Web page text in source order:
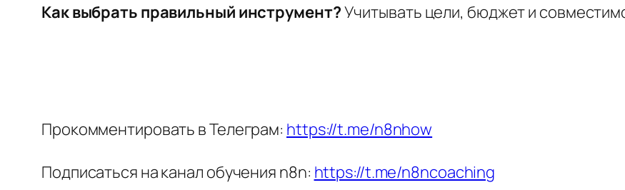
Как выбрать правильный инструмент?Учитывать цели, бюджет и
Прокомментировать в Телеграм: https://t.me/n8nhow
Подписаться на канал обучения n8n: https://t.me/n8ncoaching